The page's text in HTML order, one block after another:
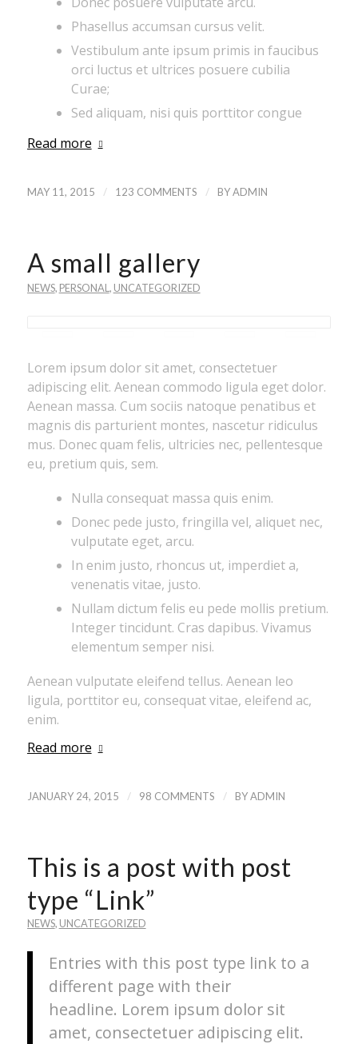
Phasellus accumsan cursus velit.
Vestibulum ante ipsum primis in faucibus
orci luctus et ultrices posuere cubilia
Curae;
Sed aliquam, nisi quis porttitor congue
Read more
MAY 11, 2015 / 123 COMMENTS / BYADMIN
A small gallery
NEWS, PERSONAL , UNCATEGORIZED
Lorem ipsum dolor sit amet, consectetuer
adipiscing elit. Aenean commodo ligula eget dolor.
Aenean massa. Cum sociis natoque penatibus et
magnis dis parturient montes, nascetur ridiculus
mus. Donec quam felis, ultricies nec, pellentesque
eu, pretium quis, sem.
Nulla consequat massa quis enim.
Donec pede justo, fringilla vel, aliquet nec,
vulputate eget, arcu.
In enim justo, rhoncus ut, imperdiet a,
venenatis vitae, justo.
Nullam dictum felis eu pede mollis pretium.
Integer tincidunt. Cras dapibus. Vivamus
elementum semper nisi.
Aenean vulputate eleifend tellus. Aenean leo
ligula, porttitor eu, consequat vitae, eleifend ac,
enim.
Read more
JANUARY 24, 2015 / 98 COMMENTS / BYADMIN
This is a post with post
type “Link”
NEWS, UNCATEGORIZED
Entries with this post type link to a
different page with their
headline. Lorem ipsum dolor sit
amet, consectetuer adipiscing elit.